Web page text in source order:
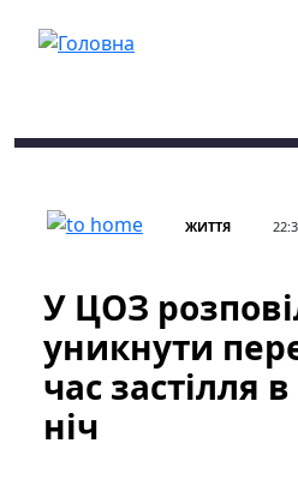
ЖИТТЯ
У ЦОЗ
уникнути
час застілля
ніч